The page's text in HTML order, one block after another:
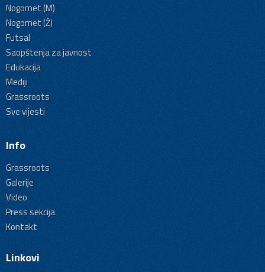
Nogomet (M)
Nogomet (Ž)
Futsal
Saopštenja za javnost
Edukacija
Mediji
Grassroots
Sve vijesti
Info
Grassroots
Galerije
Video
Press sekcija
Kontakt
Linkovi